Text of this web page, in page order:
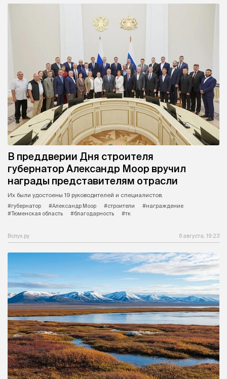
В преддверии Дня строителя
губернатор Александр Моор вручил
награды представителям отрасли
Их были удостоены 19 руководителей и специалистов.
#губернатор
#Александр Моор #строители
#награждение
#Тюменская область
#благодарность #тк
Вслух.ру 6 августа, 19:23